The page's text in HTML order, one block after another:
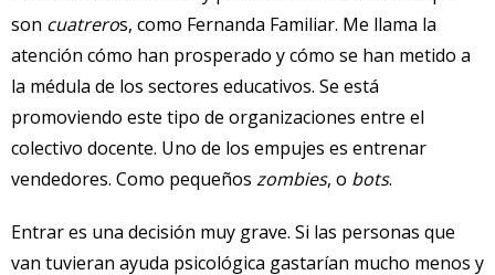
son cuatreros, como Fernanda Familiar. Me llama la
atención cómo han prosperado y cómo se han metido a
la médula de los sectores educativos. Se está
promoviendo este tipo de organizaciones entre el
colectivo docente. Uno de los empujes es entrenar
vendedores. Como pequeños zombies, o bots.
Entrar es una decisión muy grave. Si las personas que
van tuvieran ayuda psicológica gastarían mucho menos y